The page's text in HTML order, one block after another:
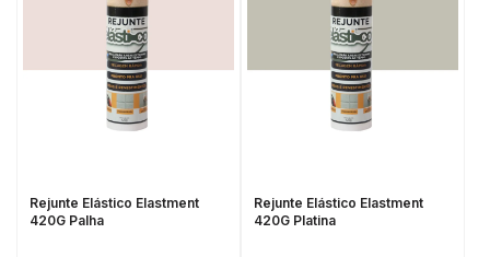
Rejunte Elástico Elastment
420G Palha
Rejunte Elástico Elastment
420G Platina